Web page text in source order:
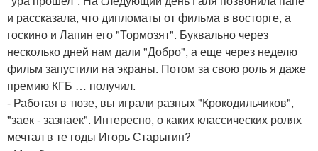
и рассказала, что дипломаты от фильма в восторге, а
госкино и Лапин его "Тормозят". Буквально через
несколько дней нам дали "Добро", а еще через неделю
фильм запустили на экраны. Потом за свою роль я даже
премию КГБ … получил.
- Работая в тюзе, вы играли разных "Крокодильчиков",
"заек - зазнаек". Интересно, о каких классических ролях
мечтал в те годы Игорь Старыгин?